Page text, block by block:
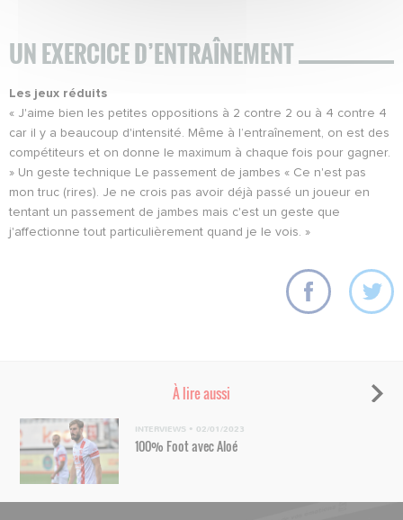
UN EXERCICE D’ENTRAÎNEMENT
Les jeux réduits
« J'aime bien les petites oppositions à 2 contre 2 ou à 4 contre 4
car il y a beaucoup d'intensité. Même à l’entraînement, on est des
compétiteurs et on donne le maximum à chaque fois pour gagner.
» Un geste technique Le passement de jambes « Ce n'est pas
mon truc (rires). Je ne crois pas avoir déjà passé un joueur en
tentant un passement de jambes mais c'est un geste que
j'affectionne tout particulièrement quand je le vois. »
À lire aussi
INTERVIEWS • 02/01/2023
100% Foot avec Aloé